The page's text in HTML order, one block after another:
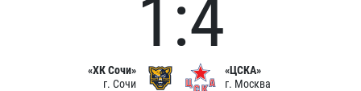
«ХК Сочи»
г. Сочи
1:4
«ЦСКА»
г. Москва